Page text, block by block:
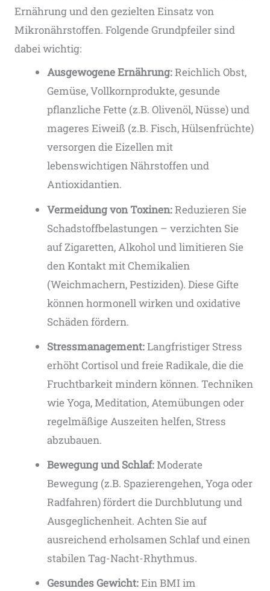
Ernährung und den gezielten Einsatz von
Mikronährstoffen. Folgende Grundpfeiler sind
dabei wichtig:
Ausgewogene Ernährung:Reichlich Obst,
Gemüse, Vollkornprodukte, gesunde
pflanzliche Fette (z.B. Olivenöl, Nüsse) und
mageres Eiweiß (z.B. Fisch, Hülsenfrüchte)
versorgen die Eizellen mit
lebenswichtigen Nährstoffen und
Antioxidantien.
Vermeidung von Toxinen:Reduzieren Sie
Schadstoffbelastungen – verzichten Sie
auf Zigaretten, Alkohol und limitieren Sie
den Kontakt mit Chemikalien
(Weichmachern, Pestiziden). Diese Gifte
können hormonell wirken und oxidative
Schäden fördern.
Stressmanagement:Langfristiger Stress
erhöht Cortisol und freie Radikale, die die
Fruchtbarkeit mindern können. Techniken
wie Yoga, Meditation, Atemübungen oder
regelmäßige Auszeiten helfen, Stress
abzubauen.
Bewegung und Schlaf:Moderate
Bewegung (z.B. Spazierengehen, Yoga oder
Radfahren) fördert die Durchblutung und
Ausgeglichenheit. Achten Sie auf
ausreichend erholsamen Schlaf und einen
stabilen Tag-Nacht-Rhythmus.
Gesundes Gewicht:Ein BMI im